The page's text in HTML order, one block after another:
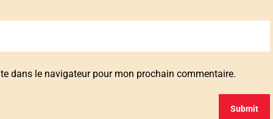
dans le navigateur pour mon prochain commentaire.